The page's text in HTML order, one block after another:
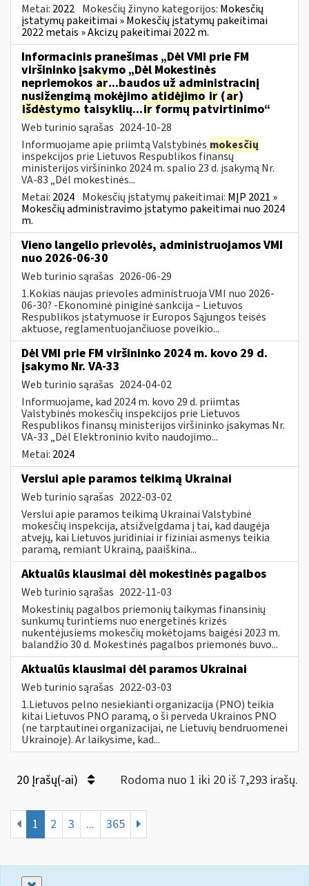
Metai: 2022 Mokesčių žinyno kategorijos: Mokesčių
įstatymų pakeitimai » Mokesčių įstatymų pakeitimai
2022 metais » Akcizų pakeitimai 2022 m.
Informacinis pranešimas „Dėl VMI prie FM
viršininko įsakymo „Dėl Mokestinės
nepriemokos ar...baudos už administracinį
nusižengimą mokėjimo atidėjimo ir (ar)
išdėstymo taisyklių...irformų patvirtinimo“
Web turinio sąrašas 2024-10-28
Informuojame apie priimtą Valstybinės mokesčių
inspekcijos prie Lietuvos Respublikos finansų
ministerijos viršininko 2024 m. spalio 23 d. įsakymą Nr.
VA-83 „Dėl mokestinės...
Metai: 2024 Mokesčių įstatymų pakeitimai: MĮP 2021 »
Mokesčių administravimo įstatymo pakeitimai nuo 2024
m.
Vieno langelio prievolės, administruojamos VMI
nuo 2026-06-30
Web turinio sąrašas 2026-06-29
1.Kokias naujas prievoles administruoja VMI nuo 2026-
06-30? -Ekonominė piniginė sankcija – Lietuvos
Respublikos įstatymuose ir Europos Sąjungos teisės
aktuose, reglamentuojančiuose poveikio...
Dėl VMI prie FM viršininko 2024 m. kovo 29 d.
įsakymo Nr. VA-33
Web turinio sąrašas 2024-04-02
Informuojame, kad 2024 m. kovo 29 d. priimtas
Valstybinės mokesčių inspekcijos prie Lietuvos
Respublikos finansų ministerijos viršininko įsakymas Nr.
VA-33 „Dėl Elektroninio kvito naudojimo...
Metai: 2024
Verslui apie paramos teikimą Ukrainai
Web turinio sąrašas 2022-03-02
Verslui apie paramos teikimą Ukrainai Valstybinė
mokesčių inspekcija, atsižvelgdama į tai, kad daugėja
atvejų, kai Lietuvos juridiniai ir fiziniai asmenys teikia
paramą, remiant Ukrainą, paaiškina...
Aktualūs klausimai dėl mokestinės pagalbos
Web turinio sąrašas 2022-11-03
Mokestinių pagalbos priemonių taikymas finansinių
sunkumų turintiems nuo energetinės krizės
nukentėjusiems mokesčių mokėtojams baigėsi 2023 m.
balandžio 30 d. Mokestinės pagalbos priemonės buvo...
Aktualūs klausimai dėl paramos Ukrainai
Web turinio sąrašas 2022-03-03
1.Lietuvos pelno nesiekianti organizacija (PNO) teikia
kitai Lietuvos PNO paramą, o ši perveda Ukrainos PNO
(ne tarptautinei organizacijai, ne Lietuvių bendruomenei
Ukrainoje). Ar laikysime, kad...
20 Įrašų(-ai) Rodoma nuo 1 iki 20 iš 7,293 irašų.
1 2 3 ... 365